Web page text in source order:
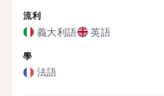
流利
義大利語 英語
學
法語